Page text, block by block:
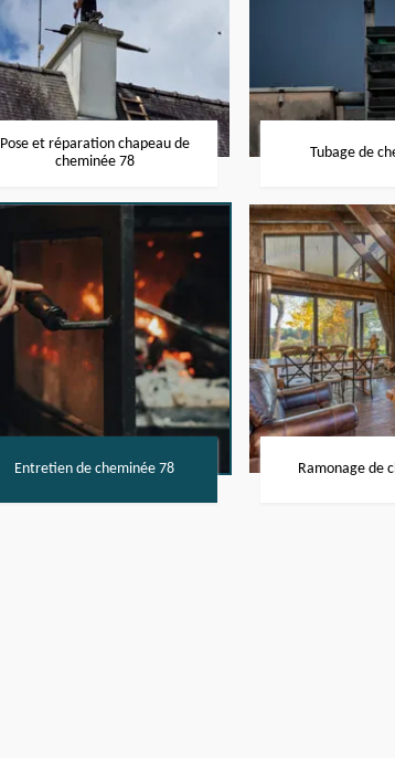
Pose et réparation chapeau de
cheminée 78
Tubage de
Entretien de cheminée 78 Ramonage de